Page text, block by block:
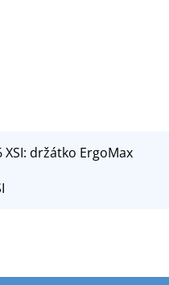
držátko ErgoMax